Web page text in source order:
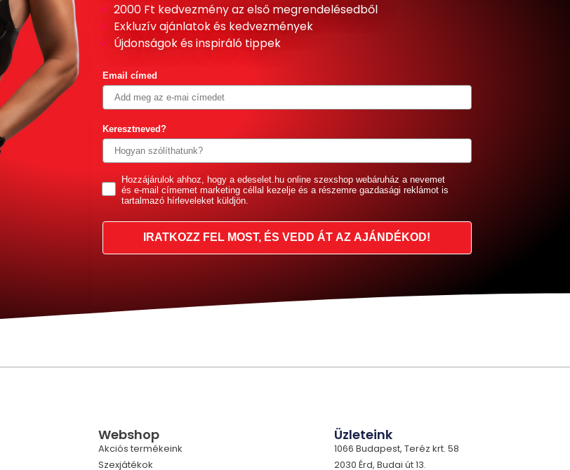
2000 Ft kedvezmény az első megrendelésedből
Exkluzív ajánlatok és kedvezmények
Újdonságok és inspiráló tippek
Email címed
Keresztneved?
GDPRHozzájárulok ahhoz, hogy a edeselet.hu online szexshop webáruház a nevemet
és e-mail címemet marketing céllal kezelje és a részemre gazdasági reklámot is
tartalmazó hírleveleket küldjön.
IRATKOZZ FEL MOST, ÉS VEDD ÁT AZ AJÁNDÉKOD!
Webshop
Akciós termékeink
Szexjátékok
Üzleteink
1066 Budapest, Teréz krt. 58
2030 Érd, Budai út 13.